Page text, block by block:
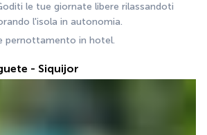
le tue giornate libere rilassandoti
l'isola in autonomia.
pernottamento in hotel.
- Siquijor